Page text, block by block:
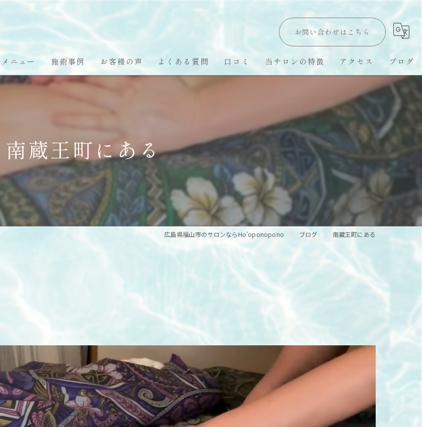
お問い合わせはこちら
メニュー 施術事例 お客様の声 よくある質問 口コミ 当サロンの特徴
オールハンド
オイルトリートメント
ハワイ留学
スピリチュアル
アクセス ブログ
南蔵王町にある
広島県福山市のサロンならHo’oponopono ブログ 南蔵王町にある